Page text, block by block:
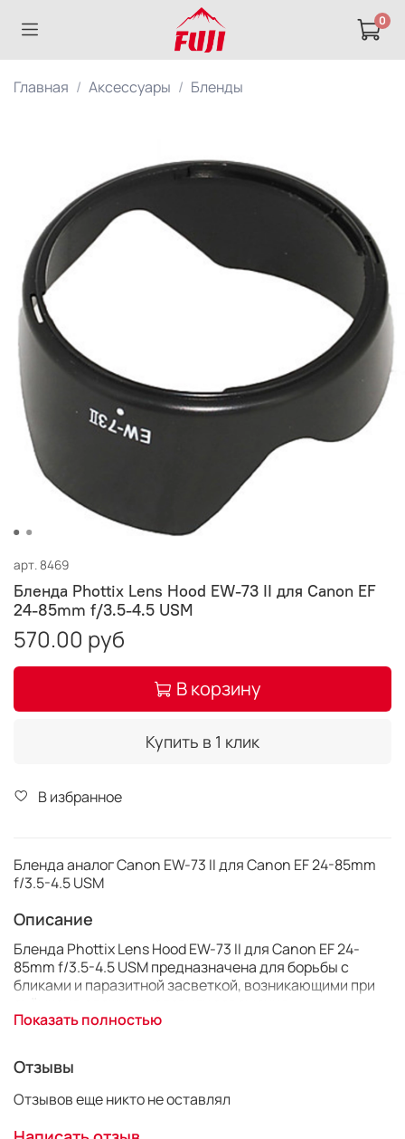
0
Главная Аксессуары Бленды
арт.8469
Бленда Phottix Lens Hood EW-73 II для Canon EF
24-85mm f/3.5-4.5 USM
570.00 руб
В корзину
Купить в 1 клик
В избранное
Бленда аналог Canon EW-73 II для Canon EF 24-85mm
f/3.5-4.5 USM
Описание
Бленда Phottix Lens Hood EW-73 II для Canon EF 24-
85mm f/3.5-4.5 USM предназначена для борьбы с
бликами и паразитной засветкой, возникающими при
яркий солнечный день вы не можете насладиться
всеми красками жизни, если солнце светит вам в
глаза, но стоит надеть кепку и сразу изображение
становится более контрастным, а цвета яркими. С
блендой всё точно так же.
Показать полностью
Отзывы
Отзывов еще никто не оставлял